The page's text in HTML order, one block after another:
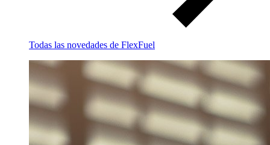
Todas las novedades de FlexFuel